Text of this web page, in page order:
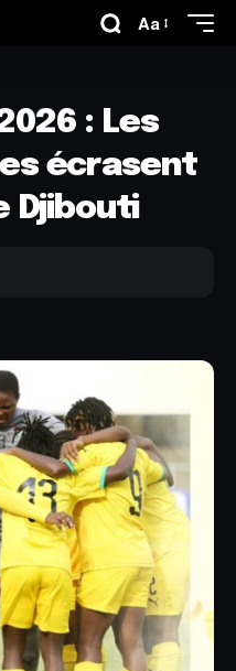
Aa
: Les
écrasent
Djibouti